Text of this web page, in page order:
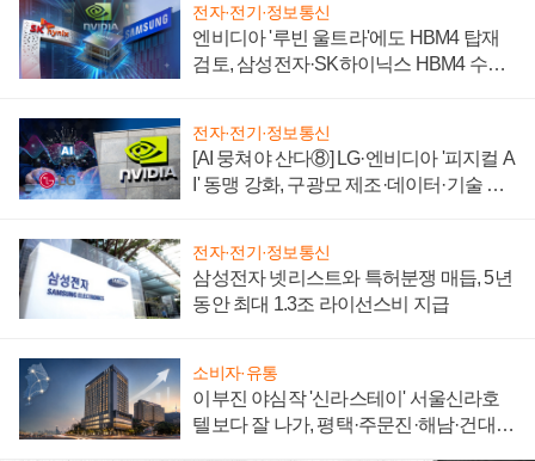
전자·전기·정보통신
엔비디아 '루빈 울트라'에도 HBM4 탑재
검토, 삼성전자·SK하이닉스 HBM4 수율
전자·전기·정보통신
[AI 뭉쳐야 산다⑧] LG·엔비디아 '피지컬 A
I' 동맹 강화, 구광모 제조·데이터·기술 결
전자·전기·정보통신
삼성전자 넷리스트와 특허분쟁 매듭, 5년
동안 최대 1.3조 라이선스비 지급
소비자·유통
이부진 야심작 '신라스테이' 서울신라호
텔보다 잘 나가, 평택·주문진·해남·건대로